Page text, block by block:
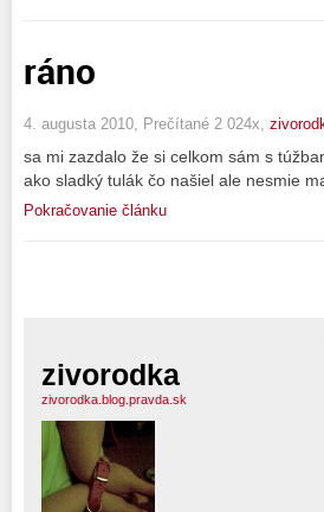
ráno
4. augusta 2010, Prečítané 2 024x,
sa mi zazdalo že si celkom sám s
ako sladký tulák čo našiel ale nesmie
Pokračovanie článku
zivorodka
zivorodka.blog.pravda.sk